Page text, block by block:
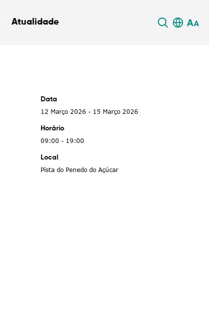
Atualidade
Data
12 Março 2026 - 15 Março 2026
Horário
09:00 - 19:00
Local
Pista do Penedo do Açúcar